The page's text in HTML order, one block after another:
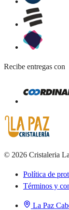
Recibe entregas con
© 2026 Cristaleria
Política de
Términos y
La Paz